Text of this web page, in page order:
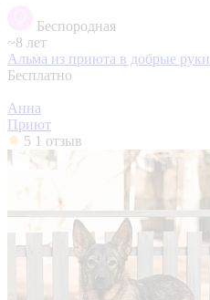
Беспородная
~8 лет
Альма из приюта в добрые руки
Бесплатно
Анна
Приют
5 1 отзыв